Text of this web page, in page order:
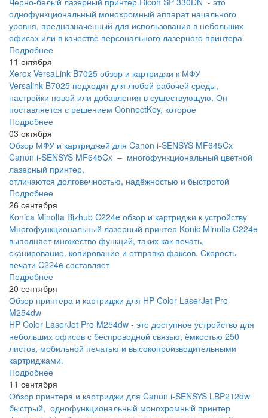
однофункциональный монохромный аппарат начального
уровня, предназначенный для использования в небольших
офисах или в качестве персонального лазерного принтера.
Подробнее
11 октября
Xerox VersaLink B7025 обзор и картриджи к МФУ
Versalink B7025 подходит для любой рабочей среды,
настройки новой или добавления в существующую. Он
поставляется с решением ConnectKey, которое
Подробнее
03 октября
Обзор МФУ и картриджей для Canon i-SENSYS MF645Cx
Canon i-SENSYS MF645Cx – многофункциональный цветной
лазерный принтер,
отличаются долговечностью, надёжностью и быстротой
Подробнее
26 сентября
Konica Minolta Bizhub C224e обзор и картриджи к устройству
Многофункциональный лазерный принтер Konic Minolta C224e
выполняет множество функций, таких как печать,
сканирование, копирование и отправка факсов. Скорость
печати C224e составляет
Подробнее
20 сентября
Обзор принтера и картриджи для HP Color LaserJet Pro
M254dw
HP Color LaserJet Pro M254dw - это доступное устройство для
небольших офисов с беспроводной связью, ёмкостью 250
листов, мобильной печатью и высокопроизводительными
картриджами.
Подробнее
11 сентября
Обзор принтера и картриджи для Canon i-SENSYS LBP212dw
быстрый, однофункциональный монохромный принтер